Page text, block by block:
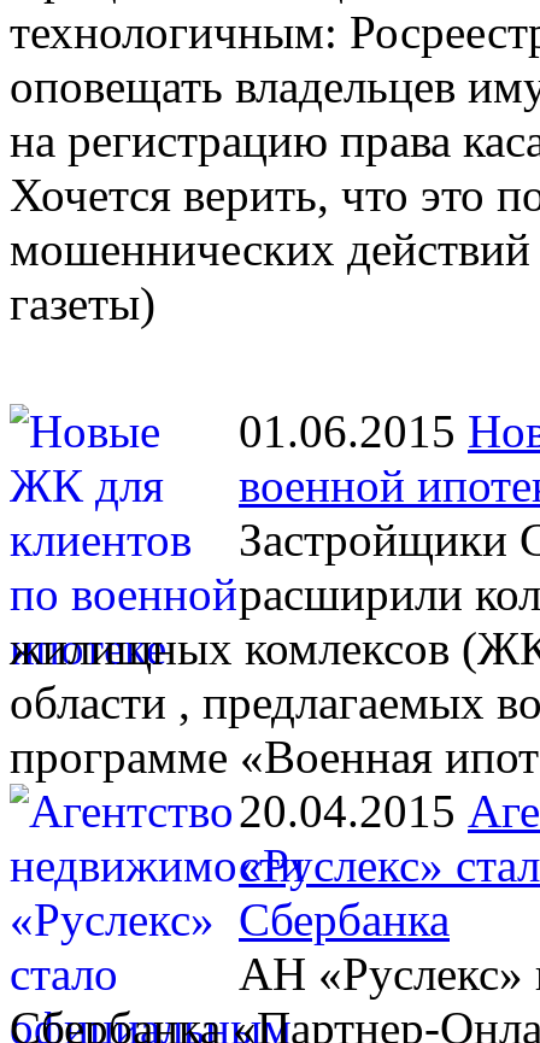
технологичным:
оповещать владельцев
на регистрацию права
Хочется верить, что это
мошеннических
газеты)
01.06.2015
военной
Застройщики
расширили
жилищных комлексов
области , предлагаемых
программе «Военная
20.04.2015
«Руслекс»
Сбербанка
АН «Руслекс»
Сбербанка «Партнер-